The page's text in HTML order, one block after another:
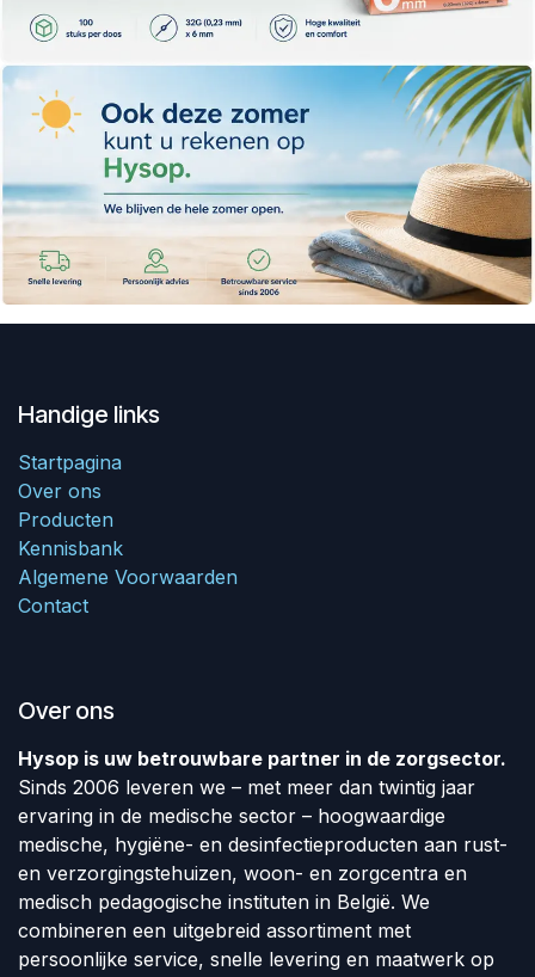
Handige links
Startpagina
Over ons
Producten
Kennisbank
Algemene Voorwaarden
Contact
Over ons
Hysop is uw betrouwbare partner in de zorgsector.
Sinds 2006 leveren we – met meer dan twintig jaar
ervaring in de medische sector – hoogwaardige
medische, hygiëne- en desinfectieproducten aan rust-
en verzorgingstehuizen, woon- en zorgcentra en
medisch pedagogische instituten in België. We
combineren een uitgebreid assortiment met
persoonlijke service, snelle levering en maatwerk op